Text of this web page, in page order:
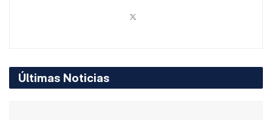
Últimas Noticias